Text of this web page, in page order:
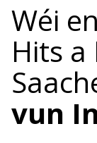
Wéi
Hits
vun